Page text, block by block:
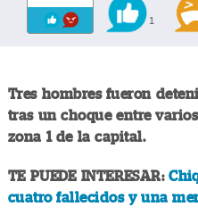
1
Tres hombres fueron
tras un choque entre
zona 1 de la capital.
TE PUEDE INTERESAR:
cuatro fallecidos y una